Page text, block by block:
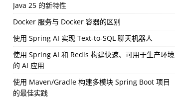
Java 25 的新特性
Docker 服务与 Docker 容器的区别
使用 Spring AI 实现 Text-to-SQL 聊天机器人
使用 Spring AI 和 Redis 构建快速、可用于生产环境
的 AI 应用
使用 Maven/Gradle 构建多模块 Spring Boot 项目
的最佳实践